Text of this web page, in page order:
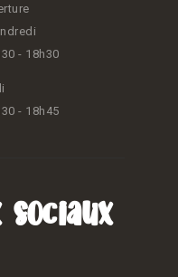
- 18h30
- 18h45
sociaux